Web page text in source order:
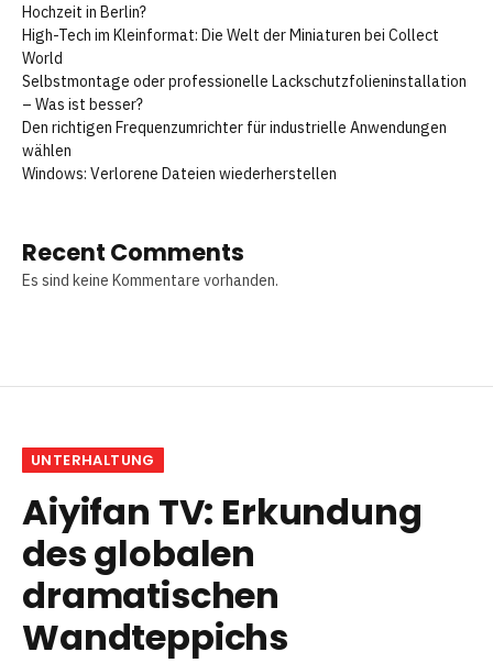
Hochzeit in Berlin?
High-Tech im Kleinformat: Die Welt der Miniaturen bei Collect
World
Selbstmontage oder professionelle Lackschutzfolieninstallation
– Was ist besser?
Den richtigen Frequenzumrichter für industrielle Anwendungen
wählen
Windows: Verlorene Dateien wiederherstellen
Recent Comments
Es sind keine Kommentare vorhanden.
UNTERHALTUNG
Aiyifan TV: Erkundung
des globalen
dramatischen
Wandteppichs